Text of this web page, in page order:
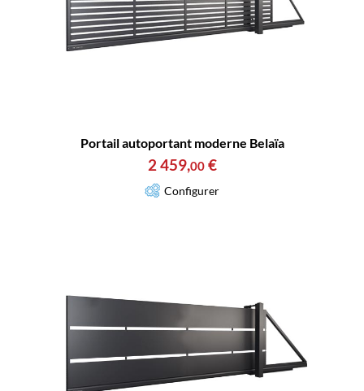
Portail autoportant moderne Belaïa
2 459,00 €
Configurer